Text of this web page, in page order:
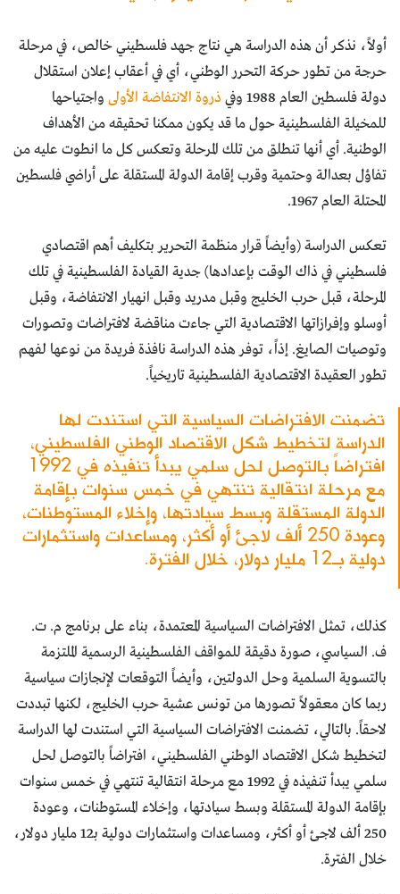
أولاً، نذكر أن هذه الدراسة هي نتاج جهد فلسطيني خالص، في مرحلة
حرجة من تطور حركة التحرر الوطني، أي في أعقاب إعلان استقلال
دولة فلسطين العام 1988 وفي
ذروة الانتفاضة الأولى واجتياحها
للمخيلة الفلسطينية حول ما قد يكون ممكنا تحقيقه من الأهداف
الوطنية. أي أنها تنطلق من تلك المرحلة وتعكس كل ما انطوت عليه من
تفاؤل بعدالة وحتمية وقرب إقامة الدولة المستقلة على أراضي فلسطين
المحتلة العام 1967.
تعكس الدراسة (وأيضاً قرار منظمة التحرير بتكليف أهم اقتصادي
فلسطيني في ذاك الوقت بإعدادها) جدية القيادة الفلسطينية في تلك
المرحلة، قبل حرب الخليج وقبل مدريد وقبل انهيار الانتفاضة، وقبل
أوسلو وإفرازاتها الاقتصادية التي جاءت مناقضة لافتراضات وتصورات
وتوصيات الصايغ. إذاً، توفر هذه الدراسة نافذة فريدة من نوعها لفهم
تطور العقيدة الاقتصادية الفلسطينية تاريخياً.
تضمنت الافتراضات السياسية التي استندت لها
الدراسة لتخطيط شكل الاقتصاد الوطني الفلسطيني،
افتراضاً بالتوصل لحل سلمي يبدأ تنفيذه في 1992
مع مرحلة انتقالية تنتهي في خمس سنوات بإقامة
الدولة المستقلة وبسط سيادتها، وإخلاء المستوطنات،
وعودة 250 ألف لاجئ أو أكثر، ومساعدات واستثمارات
دولية بـ12 مليار دولار، خلال الفترة.
كذلك، تمثل الافتراضات السياسية المعتمدة، بناء على برنامج م. ت.
ف. السياسي، صورة دقيقة للمواقف الفلسطينية الرسمية الملتزمة
بالتسوية السلمية وحل الدولتين، وأيضاً التوقعات لإنجازات سياسية
ربما كان معقولاً تصورها من تونس عشية حرب الخليج، لكنها تبددت
لاحقاً. بالتالي، تضمنت الافتراضات السياسية التي استندت لها الدراسة
لتخطيط شكل الاقتصاد الوطني الفلسطيني، افتراضاً بالتوصل لحل
سلمي يبدأ تنفيذه في 1992 مع مرحلة انتقالية تنتهي في خمس سنوات
بإقامة الدولة المستقلة وبسط سيادتها، وإخلاء المستوطنات، وعودة
250 ألف لاجئ أو أكثر، ومساعدات واستثمارات دولية بـ12 مليار دولار،
خلال الفترة.